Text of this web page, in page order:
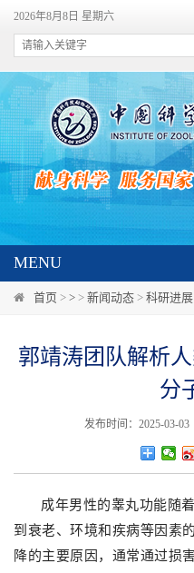
2026年8月8日 星期六
MENU
首页 > > > 新闻动态 > 科研进展
郭靖涛团队解析
分
发布时间：2025-03-
成年男性的睾丸功能随
到衰老、环境和疾病等因素
降的主要原因，通常通过损